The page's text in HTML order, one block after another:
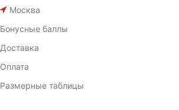
Москва
Бонусные баллы
Доставка
Оплата
Размерные таблицы